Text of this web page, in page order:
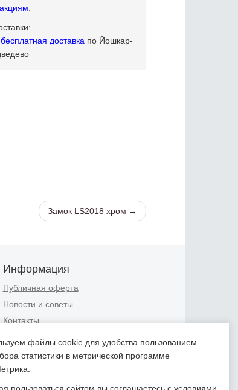
акциям
бесплатная доставка по Йошкар-
Замок LS2018 хром →
Информация
Публичная оферта
Новости и советы
Контакты
персональных данных
Пользовательское соглашение
файлы cookie для удобства пользованием
статистики в метрической программе